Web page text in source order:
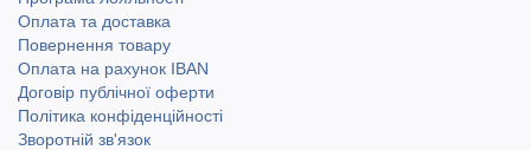
Оплата та доставка
Повернення товару
Оплата на рахунок IBAN
Договір публічної оферти
Політика конфіденційності
Зворотній зв'язок